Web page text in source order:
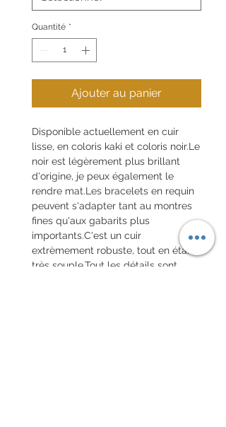
Quantité *
Ajouter au panier
Disponible actuellement en cuir
lisse, en coloris kaki et coloris noir.Le
noir est légèrement plus brillant
d'origine, je peux également le
rendre mat.Les bracelets en requin
peuvent s'adapter tant au montres
fines qu'aux gabarits plus
importants.C'est un cuir
extrèmement robuste, tout en étant
très souple.Tout les détails sont